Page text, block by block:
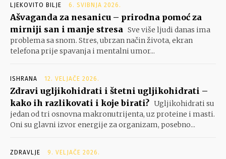
LJEKOVITO BILJE 6. SVIBNJA 2026.
Ašvaganda za nesanicu – prirodna pomoć za
mirniji san i manje stresa Sve više ljudi danas ima
problema sa snom. Stres, ubrzan način života, ekran
telefona prije spavanja i mentalni umor...
ISHRANA 12. VELJAČE 2026.
Zdravi ugljikohidrati i štetni ugljikohidrati –
kako ih razlikovati i koje birati? Ugljikohidrati su
jedan od tri osnovna makronutrijenta, uz proteine i masti.
Oni su glavni izvor energije za organizam, posebno...
ZDRAVLJE 9. VELJAČE 2026.